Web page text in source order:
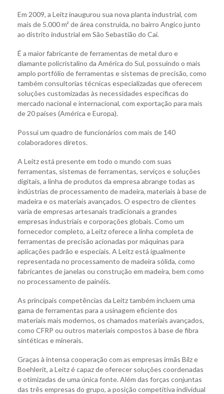
Em 2009, a Leitz inaugurou sua nova planta industrial, com
mais de 5.000 m² de área construída, no bairro Angico junto
ao distrito industrial em São Sebastião do Caí.
É a maior fabricante de ferramentas de metal duro e
diamante policristalino da América do Sul, possuindo o mais
amplo portfólio de ferramentas e sistemas de precisão, como
também consultorias técnicas especializadas que oferecem
soluções customizadas às necessidades especificas do
mercado nacional e internacional, com exportação para mais
de 20 países (América e Europa).
Possui um quadro de funcionários com mais de 140
colaboradores diretos.
A Leitz está presente em todo o mundo com suas
ferramentas, sistemas de ferramentas, serviços e soluções
digitais, a linha de produtos da empresa abrange todas as
indústrias de processamento de madeira, materiais à base de
madeira e os materiais avançados. O espectro de clientes
varia de empresas artesanais tradicionais a grandes
empresas industriais e corporações globais. Como um
fornecedor completo, a Leitz oferece a linha completa de
ferramentas de precisão acionadas por máquinas para
aplicações padrão e especiais. A Leitz está igualmente
representada no processamento de madeira sólida, como
fabricantes de janelas ou construção em madeira, bem como
no processamento de painéis.
As principais competências da Leitz também incluem uma
gama de ferramentas para a usinagem eficiente dos
materiais mais modernos, os chamados materiais avançados,
como CFRP ou outros materiais compostos à base de fibra
sintéticas e minerais.
Graças à intensa cooperação com as empresas irmãs Bilz e
Boehlerit, a Leitz é capaz de oferecer soluções coordenadas
e otimizadas de uma única fonte. Além das forças conjuntas
das três empresas do grupo, a posição competitiva individual